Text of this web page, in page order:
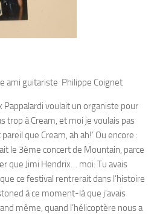
ami guitariste Philippe Coignet
Pappalardi voulait un organiste pour
trop à Cream, et moi je voulais pas
que Cream, ah ah!’ Ou encore :
le 3ème concert de Mountain, parce
que Jimi Hendrix… moi: Tu avais
ce festival rentrerait dans l’histoire
à ce moment-là que j’avais
même, quand l’hélicoptère nous a